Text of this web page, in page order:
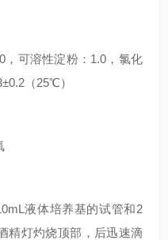
，可溶性淀粉：1.0，氯化
（25℃）
液体培养基的试管和2
精灯灼烧顶部，后迅速滴